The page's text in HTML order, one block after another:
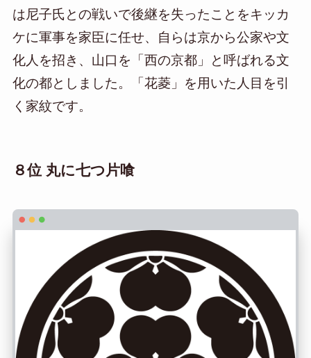
は尼子氏との戦いで後継を失ったことをキッカ
ケに軍事を家臣に任せ、自らは京から公家や文
化人を招き、山口を「西の京都」と呼ばれる文
化の都としました。「花菱」を用いた人目を引
く家紋です。
８位 丸に七つ片喰